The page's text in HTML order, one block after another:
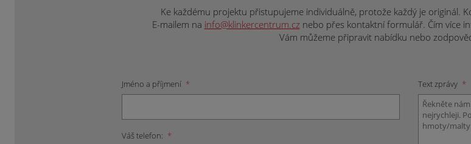
Ke každému projektu přistupujeme individuálně, protože každý je originál.
E-mailem na info@klinkercentrum.cz nebo přes kontaktní formulář. Čím více
Vám můžeme připravit nabídku nebo
Jméno a příjmení *
Váš telefon: *
Text zprávy *